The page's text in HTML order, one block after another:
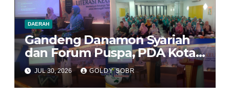
DAERAH
Gandeng Danamon Syariah
dan Forum Puspa, PDA Kota
Bekasi Dorong Perempuan
Jadi Pengelola Ekonomi
Keluarga yang Tangguh
JUL 30, 2026 GOLDY SOBR